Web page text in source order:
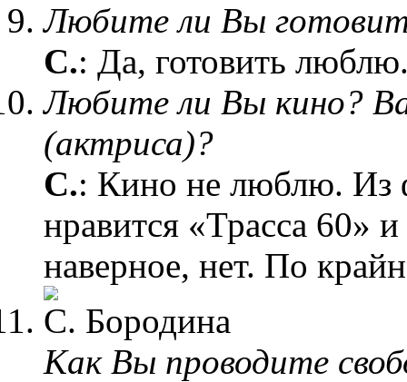
Любите ли Вы
С.: Да, готовить
Любите ли Вы кино?
(актриса)?
С.: Кино не люблю. Из
нравится «Трасса 60»
наверное, нет. По
Как Вы проводите